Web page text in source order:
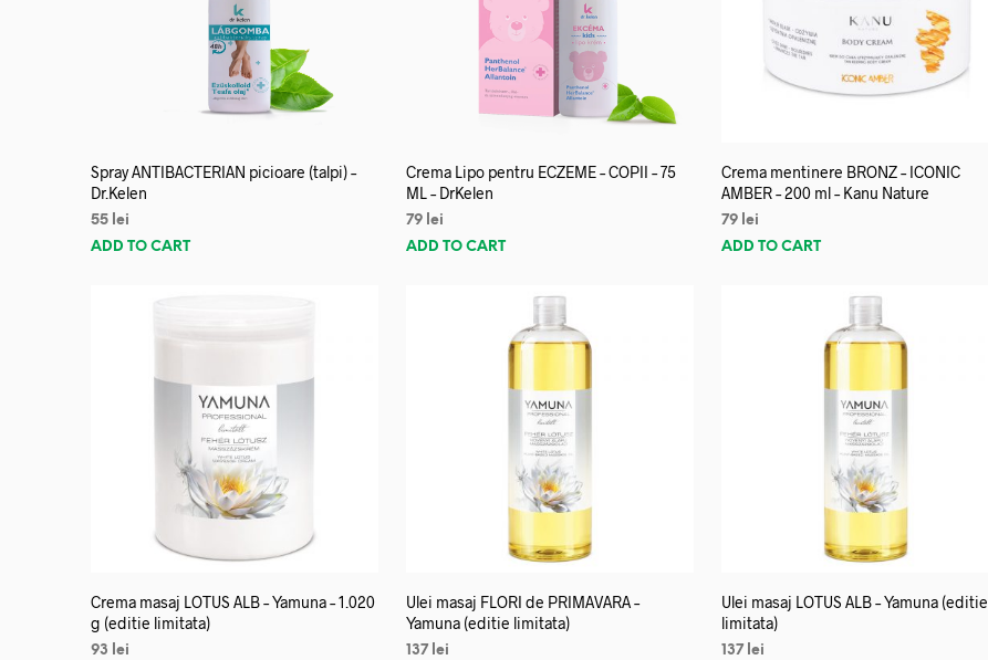
Spray ANTIBACTERIAN picioare (talpi) –
Dr.Kelen
55 lei
ADD TO CART
Crema Lipo pentru ECZEME – COPII – 75
ML – DrKelen
79 lei
ADD TO CART
Crema mentinere BRONZ – ICONIC
AMBER – 200 ml – Kanu Nature
79 lei
ADD TO CART
Crema masaj LOTUS ALB – Yamuna – 1.020
g (editie limitata)
93
lei
Ulei masaj FLORI de PRIMAVARA –
Yamuna (editie limitata)
137 lei
Ulei masaj LOTUS ALB – Yamuna (editie
limitata)
137 lei